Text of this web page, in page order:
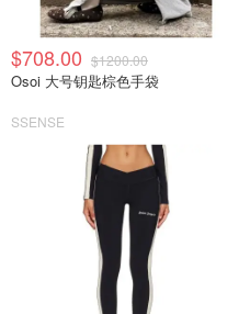
$708.00 $1200.00
Osoi 大号钥匙棕色手袋
SSENSE